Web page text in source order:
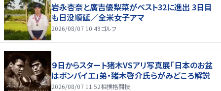
岩永杏奈と廣吉優梨菜がベスト32に進出 3日目
も日没順延／全米女子アマ
2026/08/07 10:49ゴルフ
９日からスタート猪木VSアリ写真展「日本のお盆
はボンバイエ」弟・猪木啓介氏らがみどころ解説
2026/08/07 11:52相撲格闘技